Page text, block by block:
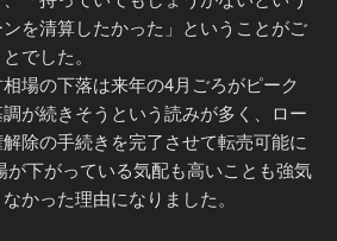
を清算したかった」ということがご
でした。
場の下落は来年の4月ごろがピーク
が続きそうという読みが多く、ロー
除の手続きを完了させて転売可能に
が下がっている気配も高いことも強気
かった理由になりました。